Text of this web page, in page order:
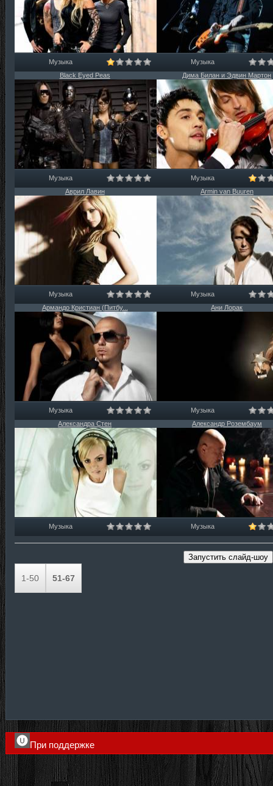
Музыка
Музыка
Black Eyed Peas
Музыка
Дима Билан и Эдвин Мартон
Музыка
Аврил Лавин
Музыка
Armin van Buuren
Музыка
Армандо Кристиан (Питбу...
Музыка
Ани Лорак
Музыка
Александра Стен
Музыка
Александр Розембаум
Музыка
1-50 51-67
При поддержке